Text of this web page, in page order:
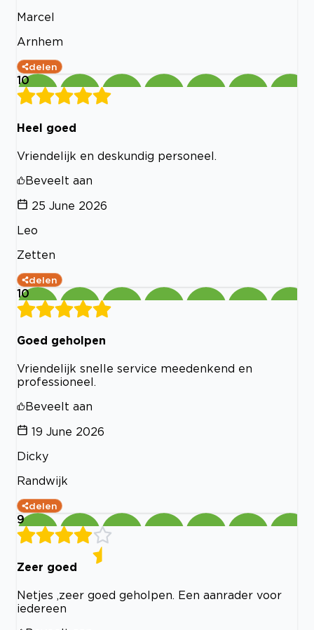
Marcel
Arnhem
delen
10
Heel goed
Vriendelijk en deskundig personeel.
Beveelt aan
25 June 2026
Leo
Zetten
delen
10
Goed geholpen
Vriendelijk snelle service meedenkend en
professioneel.
Beveelt aan
19 June 2026
Dicky
Randwijk
delen
9
Zeer goed
Netjes ,zeer goed geholpen. Een aanrader voor
iedereen